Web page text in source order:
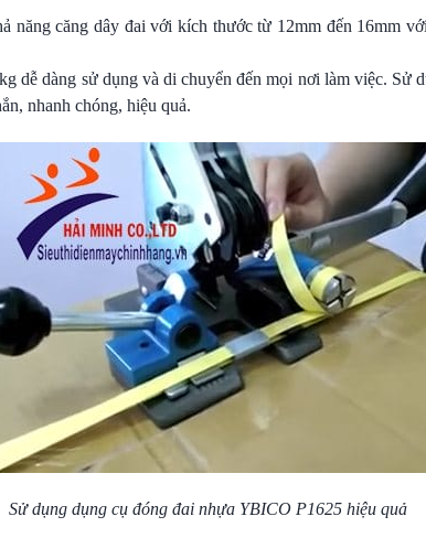
năng căng dây đai với kích thước từ 12mm đến 16mm
dễ dàng sử dụng và di chuyển đến mọi nơi làm việc. Sử
nhanh chóng, hiệu quả.
Sử dụng dụng cụ đóng đainhựa YBICO P1625 hiệu quả